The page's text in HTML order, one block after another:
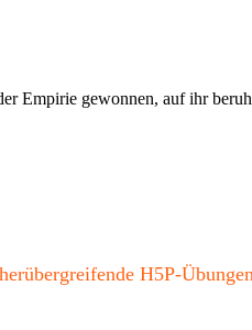
Empirie gewonnen, auf ihr
H5P-